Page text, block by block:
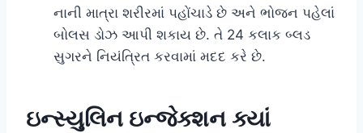
નાની માત્રા શરીરમાં પહોંચાડે છે અને ભોજન પહેલાં
બોલસ ડોઝ આપી શકાય છે. તે 24 કલાક બ્લડ
સુગરને નિયંત્રિત કરવામાં મદદ કરે છે.
ઇન્સ્યુલિન ઇન્જેક્શન ક્યાં